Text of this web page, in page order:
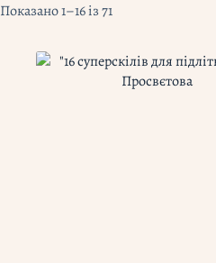
Показано 1–16 із 71